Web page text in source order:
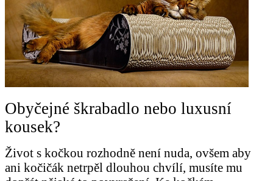
Obyčejné škrabadlo nebo luxusní
kousek?
Život s kočkou rozhodně není nuda, ovšem aby
ani kočičák netrpěl dlouhou chvílí, musíte mu